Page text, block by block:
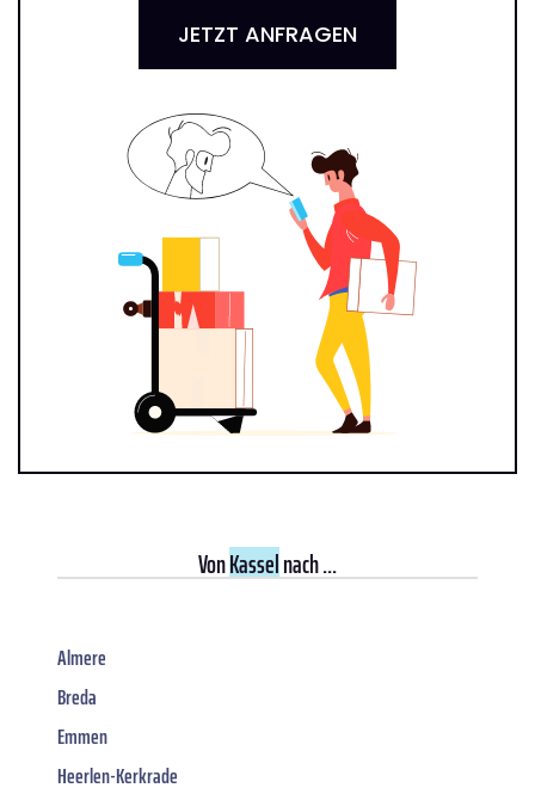
JETZT ANFRAGEN
VonKasselnach ...
Almere
Breda
Emmen
Heerlen-Kerkrade